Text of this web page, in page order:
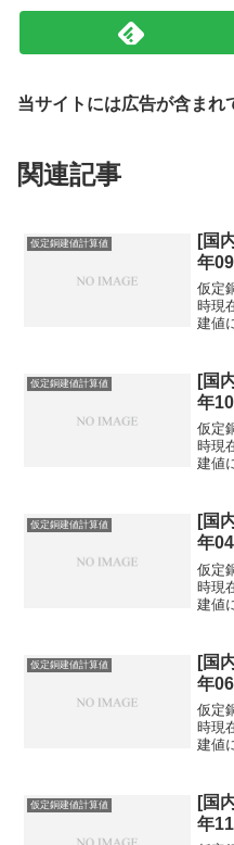
当サイトには広告が含まれ
関連記事
仮定銅建値計算値
[国
年
仮定
時現
建値
民元
仮定銅建値計算値
[国
年
仮定
時現
建値
円...
仮定銅建値計算値
[国
年
仮定
時現
建値
民元
仮定銅建値計算値
[国
年
仮定
時現
建値
円...
仮定銅建値計算値
[国
年